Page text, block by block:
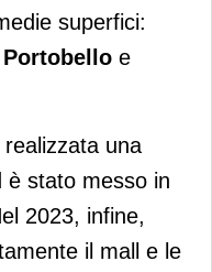
superfici:
Portobello e
una
è stato messo in
2023, infine,
il mall e le